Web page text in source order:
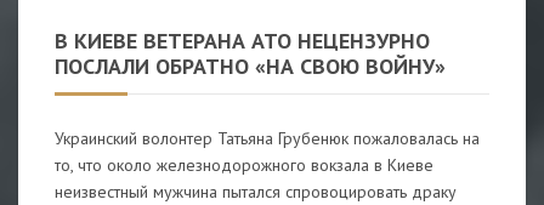
В КИЕВЕ ВЕТЕРАНА АТО НЕЦЕНЗУРНО
ПОСЛАЛИ ОБРАТНО «НА СВОЮ ВОЙНУ»
Украинский волонтер Татьяна Грубенюк пожаловалась на
то, что около железнодорожного вокзала в Киеве
неизвестный мужчина пытался спровоцировать драку